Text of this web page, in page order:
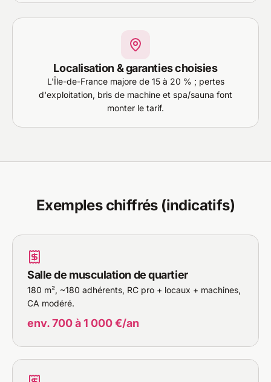
Localisation & garanties choisies
L'Île-de-France majore de 15 à 20 % ; pertes
d'exploitation, bris de machine et spa/sauna font
monter le tarif.
Exemples chiffrés (indicatifs)
Salle de musculation de quartier
180 m², ~180 adhérents, RC pro + locaux + machines,
CA modéré.
env. 700 à 1 000 €/an